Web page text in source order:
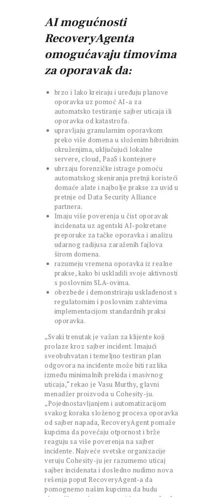
AI mogućnosti
RecoveryAgenta
omogućavaju timovima
za oporavak da:
brzo i lako kreiraju i uređuju planove
oporavka uz pomoć AI-a za
automatsko testiranje sajber uticaja ili
oporavka od katastrofa.
upravlјaju granularnim oporavkom
preko više domena u složenim hibridnim
okruženjima, uključujući lokalne
servere, cloud, PaaS i kontejnere
ubrzaju forenzičke istrage pomoću
automatskog skeniranja pretnji koristeći
domaće alate i najbolje prakse za uvid u
pretnje od Data Security Alliance
partnera.
Imaju više poverenja u čist oporavak
incidenata uz agentski AI-pokretane
preporuke za tačke oporavka i analizu
udarnog radijusa zaraženih fajlova
širom domena.
razumeju vremena oporavka iz realne
prakse, kako bi uskladili svoje aktivnosti
s poslovnim SLA-ovima.
obezbede i demonstriraju usklađenost s
regulatornim i poslovnim zahtevima
implementacijom standardnih praksi
oporavka.
„Svaki trenutak je važan za klijente koji
prolaze kroz sajber incident. Imajući
sveobuhvatan i temeljno testiran plan
odgovora na incidente može biti razlika
između minimalnih prekida i masivnog
uticaja,“ rekao je Vasu Murthy, glavni
menadžer proizvoda u Cohesity-ju.
„Pojednostavljanjem i automatizacijom
svakog koraka složenog procesa oporavka
od sajber napada, RecoveryAgent pomaže
kupcima da povećaju otpornost i brže
reaguju sa više poverenja na sajber
incidente. Najveće svetske organizacije
veruju Cohesity-ju jer razumemo uticaj
sajber incidenata i dosledno nudimo nova
rešenja poput RecoveryAgent-a da
pomognemo našim kupcima da budu